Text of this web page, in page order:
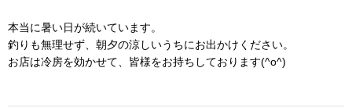
本当に暑い日が続いています。
釣りも無理せず、朝夕の涼しいうちにお出かけください。
お店は冷房を効かせて、皆様をお持ちしております(^o^)